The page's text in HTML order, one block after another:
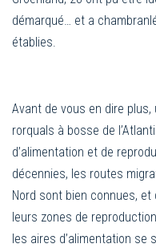
démarqué… et a
établies.
Avant de vous en dire
rorquals à bosse de
d’alimentation et de
décennies, les routes
Nord sont bien connues,
leurs zones de
les aires d’alimentation se